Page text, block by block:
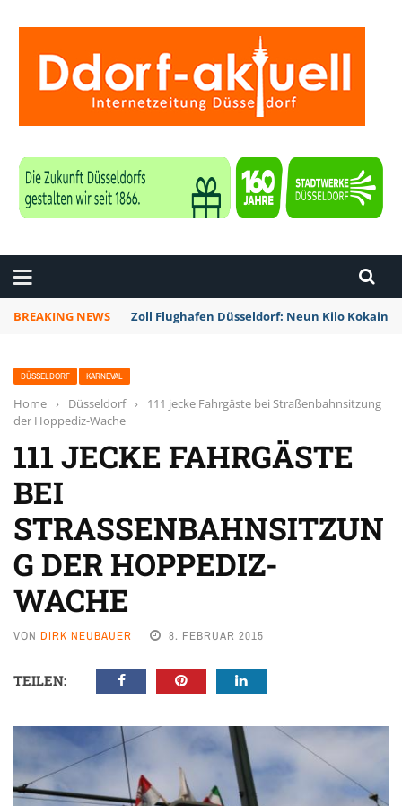
BREAKING NEWS Zoll Flughafen Düsseldorf: Neun Kilo Kokain
DÜSSELDORF KARNEVAL
Home › Düsseldorf ›
111 jecke Fahrgäste bei Straßenbahnsitzung
der Hoppediz-Wache
111 JECKE FAHRGÄSTE
BEI
STRASSENBAHNSITZUNG
DER HOPPEDIZ-W
ACHE
VON DIRK NEUBAUER 8. FEBRUAR 2015
TEILEN: